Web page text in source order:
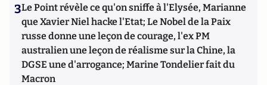
3Le Point révèle ce qu'on sniffe à l'Elysée, Marianne
que Xavier Niel hacke l'Etat; Le Nobel de la Paix
russe donne une leçon de courage, l'ex PM
australien une leçon de réalisme sur la Chine, la
DGSE une d'arrogance; Marine Tondelier fait du
Macron